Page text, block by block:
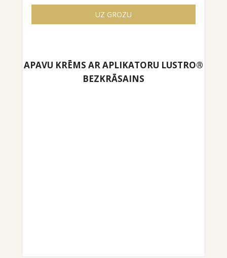
APAVU KRĒMS AR APLIKATORU LUSTRO®
BEZKRĀSAINS
UZ GROZU